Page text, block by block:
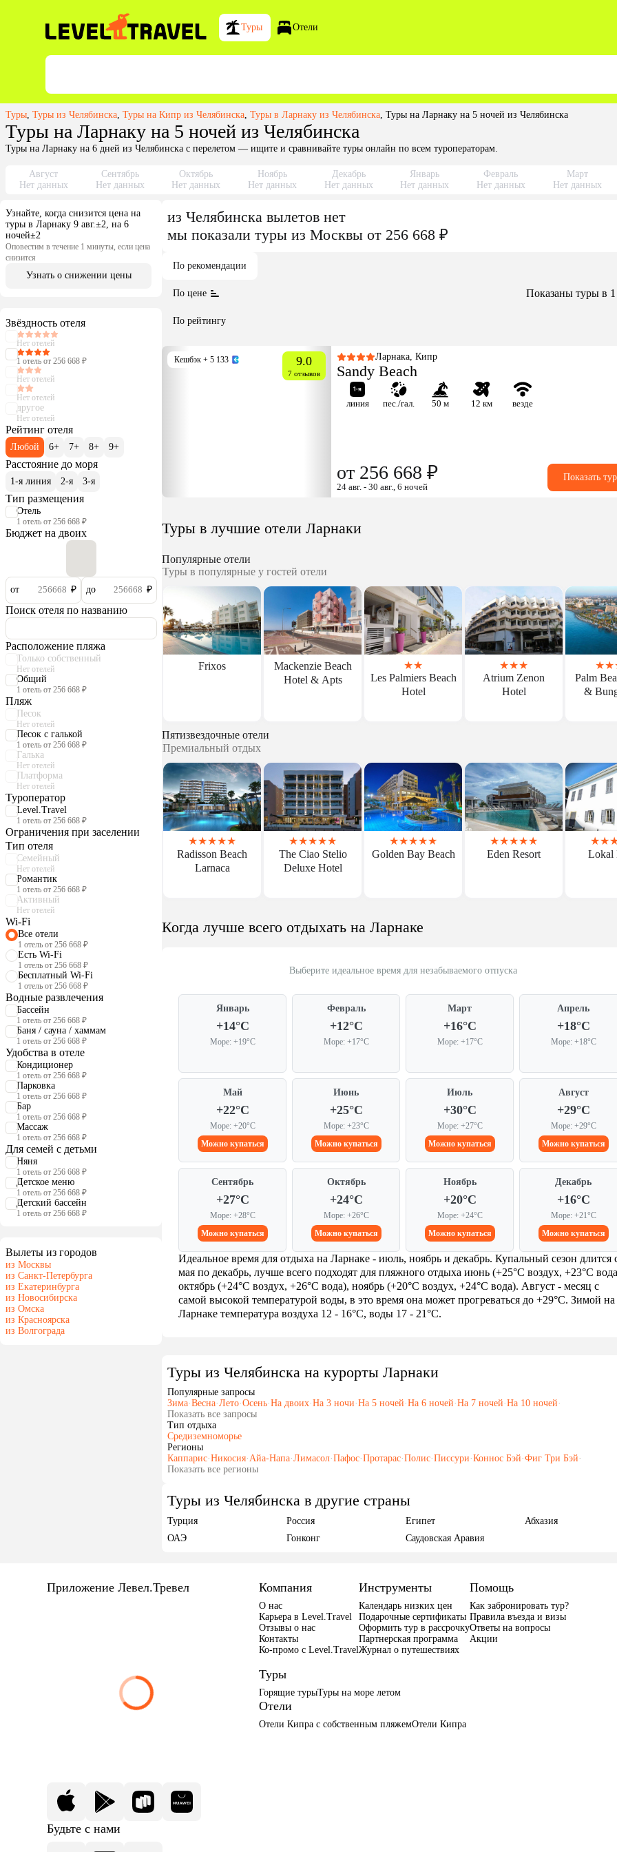
Туры Отели
Туры Туры из Челябинска Туры на Кипр из Челябинска Туры в Ларнаку из Челябинска Туры на Ларнаку на 5 ночей из Челябинска
Туры на Ларнаку на 5 ночей из Челябинска
Туры на Ларнаку на 6 дней из Челябинска с перелетом — ищите и сравнивайте туры онлайн по всем туроператорам.
Август
Нет данных
Сентябрь
Нет данных
Октябрь
Нет данных
Ноябрь
Нет данных
Декабрь
Нет данных
Январь
Нет данных
Февраль
Нет данных
Март
Нет данных
Узнайте, когда снизится цена на
туры в Ларнаку 9 авг.±2, на 6
ночей±2
Оповестим в течение 1 минуты, если цена
снизится
Узнать о снижении цены
Звёздность отеля
Нет отелей
1 отель от 256 668 ₽
Нет отелей
Нет отелей
другое
Нет отелей
Рейтинг отеля
Любой 6+ 7+ 8+ 9+
Расстояние до моря
1-я линия 2-я 3-я
Тип размещения
Отель
1 отель от 256 668 ₽
Бюджет на двоих
от ₽ до ₽
Поиск отеля по названию
Расположение пляжа
Только собственный
Нет отелей
Общий
1 отель от 256 668 ₽
Пляж
Песок
Нет отелей
Песок с галькой
1 отель от 256 668 ₽
Галька
Нет отелей
Платформа
Нет отелей
Туроператор
Level.Travel
1 отель от 256 668 ₽
Ограничения при заселении
Тип отеля
Семейный
Нет отелей
Романтик
1 отель от 256 668 ₽
Активный
Нет отелей
Wi-Fi
Все отели
1 отель от 256 668 ₽
Есть Wi-Fi
1 отель от 256 668 ₽
Бесплатный Wi-Fi
1 отель от 256 668 ₽
Водные развлечения
Бассейн
1 отель от 256 668 ₽
Баня / сауна / хаммам
1 отель от 256 668 ₽
Удобства в отеле
Кондиционер
1 отель от 256 668 ₽
Парковка
1 отель от 256 668 ₽
Бар
1 отель от 256 668 ₽
Массаж
1 отель от 256 668 ₽
Для семей с детьми
Няня
1 отель от 256 668 ₽
Детское меню
1 отель от 256 668 ₽
Детский бассейн
1 отель от 256 668 ₽
Вылеты из городов
из Москвы
из Санкт-Петербурга
из Екатеринбурга
из Новосибирска
из Омска
из Красноярска
из Волгограда
из Челябинска вылетов нет
мы показали туры из Москвы от 256 668 ₽
По рекомендации
По цене
По рейтингу
Показаны туры в 1
Кешбэк + 5 133 9.0
7 отзывов
Ларнака, Кипр
Sandy Beach
линия пес./гал. 50 м 12 км везде
от 256 668 ₽
24 авг. - 30 авг., 6 ночей
Показать
Туры в лучшие отели Ларнаки
Популярные отели
Туры в популярные у гостей отели
Frixos
Mackenzie Beach
Hotel & Apts
★★
Les Palmiers Beach
Hotel
★★★
Atrium Zenon
Hotel
★★
Palm
&
Пятизвездочные отели
Премиальный отдых
★★★★★
Radisson Beach
Larnaca
★★★★★
The Ciao Stelio
Deluxe Hotel
★★★★★
Golden Bay Beach
★★★★★
Eden Resort
★★
Lokal
Когда лучше всего отдыхать на Ларнаке
Выберите идеальное время для незабываемого отпуска
Январь
+14°C
Море: +19°C
Февраль
+12°C
Море: +17°C
Март
+16°C
Море: +17°C
Апрель
+18°C
Море: +18°C
Май
+22°C
Море: +20°C
Можно купаться
Июнь
+25°C
Море: +23°C
Можно купаться
Июль
+30°C
Море: +27°C
Можно купаться
Август
+29°C
Море: +29°C
Можно купаться
Сентябрь
+27°C
Море: +28°C
Можно купаться
Октябрь
+24°C
Море: +26°C
Можно купаться
Ноябрь
+20°C
Море: +24°C
Можно купаться
Декабрь
+16°C
Море: +21°C
Можно купаться
Идеальное время для отдыха на Ларнаке - июль, ноябрь и декабрь. Купальный сезон длится
мая по декабрь, лучше всего подходят для пляжного отдыха июнь (+25°C воздух, +23°C
октябрь (+24°C воздух, +26°C вода), ноябрь (+20°C воздух, +24°C вода). Август - месяц с
самой высокой температурой воды, в это время она может прогреваться до +29°C. Зимой на
Ларнаке температура воздуха 12 - 16°C, воды 17 - 21°C.
Туры из Челябинска на курорты Ларнаки
Популярные запросы
Зима·Весна·Лето·Осень·На двоих·На 3 ночи·На 5 ночей·На 6 ночей·На 7 ночей·На 10 ночей·
Показать все запросы
Тип отдыха
Средиземноморье
Регионы
Каппарис·Никосия· Айа-Напа·Лимасол·Пафос·Протарас·Полис·Писсури·Коннос Бэй·Фиг Три Бэй·
Показать все регионы
Туры из Челябинска в другие страны
Турция Россия Египет
Абхазия
ОАЭ
Гонконг Саудовская Аравия
Приложение Левел.Тревел
Будьте с нами
Компания
О нас
Карьера в Level.Travel
Отзывы о нас
Контакты
Ко-промо с Level.Travel
Инструменты
Календарь низких цен
Подарочные сертификаты
Оформить тур в рассрочку
Партнерская программа
Журнал о путешествиях
Помощь
Как забронировать тур?
Правила въезда и визы
Ответы на вопросы
Акции
Туры
Горящие турыТуры на море летом
Отели
Отели Кипра с собственным пляжемОтели Кипра